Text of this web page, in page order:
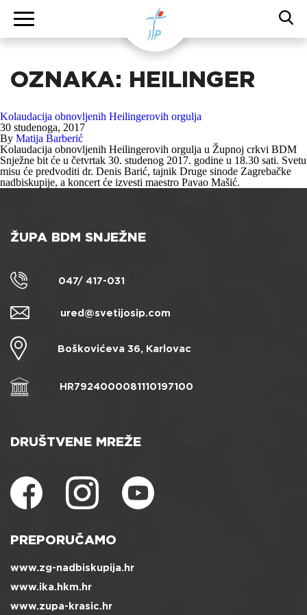
OZNAKA: HEILINGER
Kolaudacija obnovljenih Heilingerovih orgulja
30 studenoga, 2017
By Matija Barberić
Kolaudacija obnovljenih Heilingerovih orgulja u Župnoj crkvi BDM
Snježne bit će u četvrtak 30. studenog 2017. godine u 18.30 sati. Svetu
misu će predvoditi dr. Denis Barić, tajnik Druge sinode Zagrebačke
nadbiskupije, a koncert će izvesti maestro Pavao Mašić.
ŽUPA BDM SNJEŽNE
047/ 417-031
ured@svetijosip.com
Boškovićeva 36, Karlovac
HR7924000081110197100
DRUŠTVENE MREŽE
PREPORUČAMO
www.zg-nadbiskupija.hr
www.ika.hkm.hr
www.zupa-krasic.hr